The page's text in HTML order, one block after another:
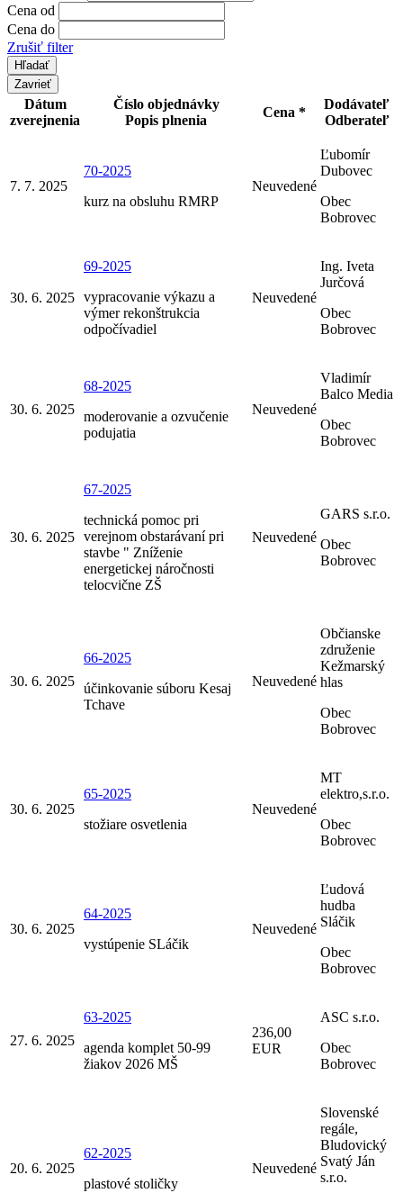
Cena od
Cena do
Zrušiť filter
Zavrieť
Dátum
zverejnenia
Číslo objednávky
Popis plnenia
Cena *
Dodávateľ
Odberateľ
7. 7. 2025
70-2025
kurz na obsluhu RMRP
Neuvedené
Ľubomír
Dubovec
Obec
Bobrovec
30. 6. 2025
69-2025
vypracovanie výkazu a
výmer rekonštrukcia
odpočívadiel
Neuvedené
Ing. Iveta
Jurčová
Obec
Bobrovec
30. 6. 2025
68-2025
moderovanie a ozvučenie
podujatia
Neuvedené
Vladimír
Balco Media
Obec
Bobrovec
30. 6. 2025
67-2025
technická pomoc pri
verejnom obstarávaní pri
stavbe " Zníženie
energetickej náročnosti
telocvične ZŠ
Neuvedené
GARS s.r.o.
Obec
Bobrovec
30. 6. 2025
66-2025
účinkovanie súboru Kesaj
Tchave
Neuvedené
Občianske
združenie
Kežmarský
hlas
Obec
Bobrovec
30. 6. 2025
65-2025
stožiare osvetlenia
Neuvedené
MT
elektro,s.r.o.
Obec
Bobrovec
30. 6. 2025
64-2025
vystúpenie SLáčik
Neuvedené
Ľudová
hudba
Sláčik
Obec
Bobrovec
27. 6. 2025
63-2025
agenda komplet 50-99
žiakov 2026 MŠ
236,00
EUR
ASC s.r.o.
Obec
Bobrovec
20. 6. 2025
62-2025
plastové stoličky
Neuvedené
Slovenské
regále,
Bludovický
Svatý Ján
s.r.o.